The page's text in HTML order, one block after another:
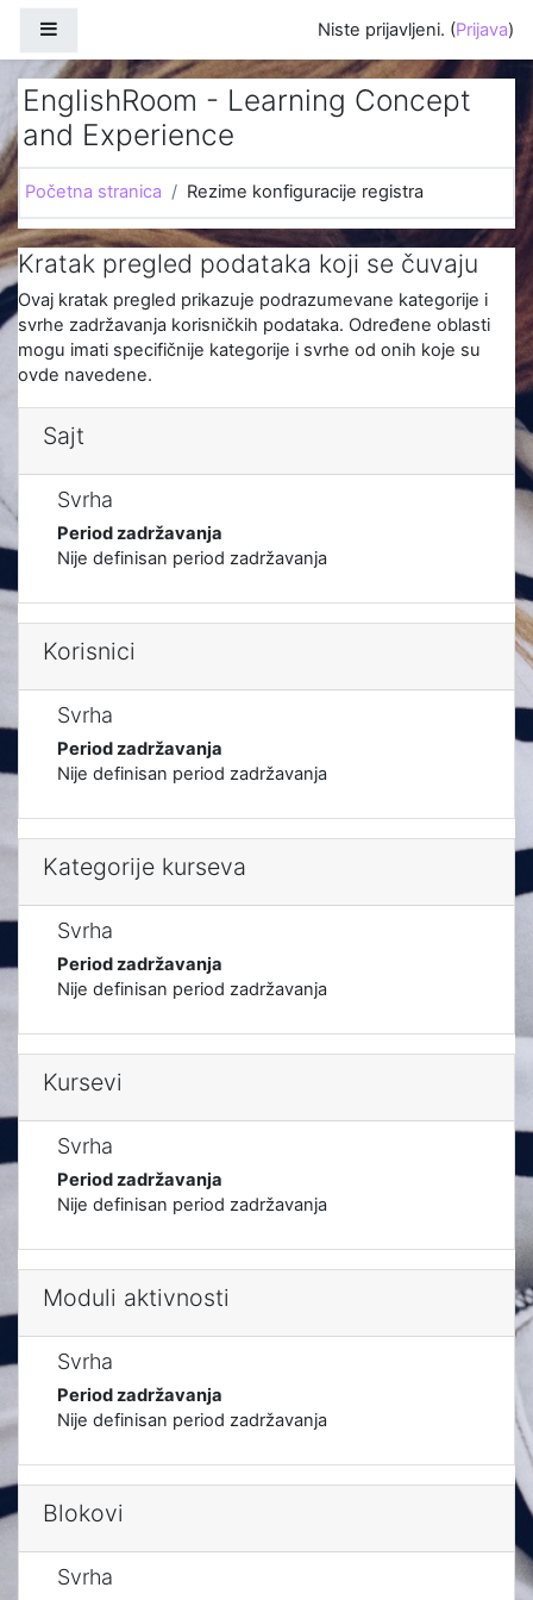
Niste prijavljeni. (Prijava)
EnglishRoom - Learning Concept
and Experience
Početna stranica Rezime konfiguracije registra
Kratak pregled podataka koji se čuvaju
Ovaj kratak pregled prikazuje podrazumevane kategorije i
svrhe zadržavanja korisničkih podataka. Određene oblasti
mogu imati specifičnije kategorije i svrhe od onih koje su
ovde navedene.
Sajt
Svrha
Period zadržavanja
Nije definisan period zadržavanja
Korisnici
Svrha
Period zadržavanja
Nije definisan period zadržavanja
Kategorije kurseva
Svrha
Period zadržavanja
Nije definisan period zadržavanja
Kursevi
Svrha
Period zadržavanja
Nije definisan period zadržavanja
Moduli aktivnosti
Svrha
Period zadržavanja
Nije definisan period zadržavanja
Blokovi
Svrha